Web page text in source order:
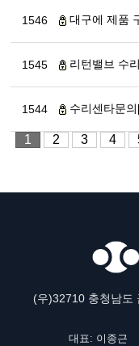
1546 대구에 제품
1545 리턴밸브 수
1544 수리센타문
1 2 3 4
(우)32710 충청남도
대표: 이종근